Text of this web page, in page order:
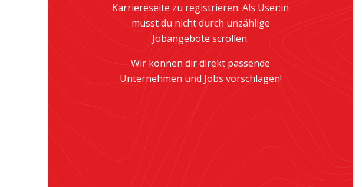
Karriereseite zu registrieren. Als User:in
musst du nicht durch unzählige
Jobangebote scrollen.
Wir können dir direkt passende
Unternehmen und Jobs vorschlagen!